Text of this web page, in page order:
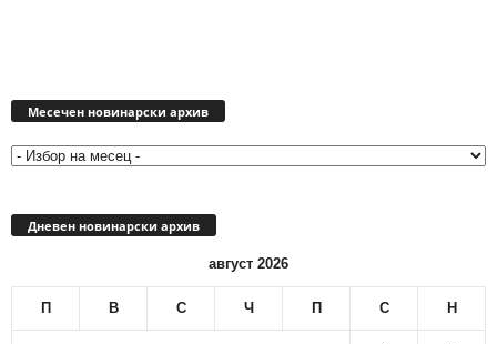
Месечен новинарски архив
Дневен новинарски архив
август 2026
П В С Ч П С Н